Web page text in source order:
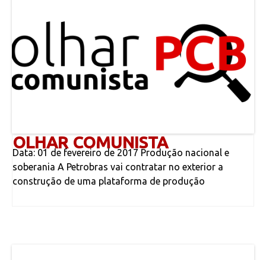
OLHAR COMUNISTA
Data: 01 de fevereiro de 2017 Produção nacional e
soberania A Petrobras vai contratar no exterior a
construção de uma plataforma de produção